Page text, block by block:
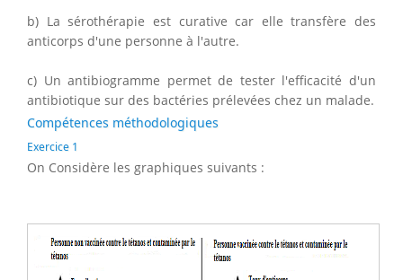
b) La sérothérapie est curative car elle transfère des
anticorps d'une personne à l'autre.
c) Un antibiogramme permet de tester l'efficacité d'un
antibiotique sur des bactéries prélevées chez un malade.
Compétences méthodologiques
Exercice 1
On Considère les graphiques suivants :